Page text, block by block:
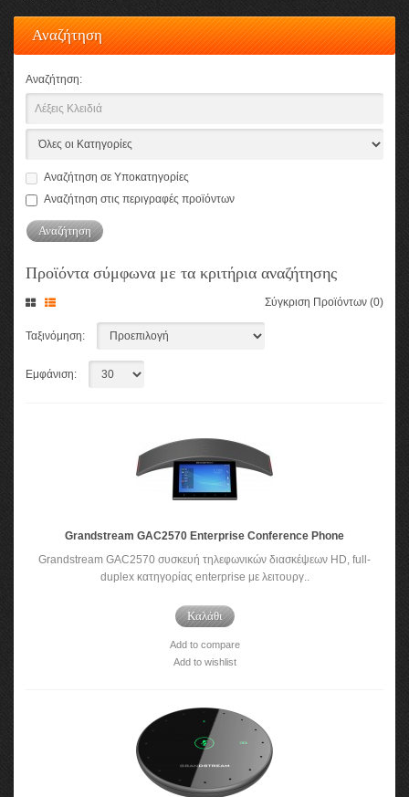
Αναζήτηση
Αναζήτηση:
Αναζήτηση σε Υποκατηγορίες
Αναζήτηση στις περιγραφές προϊόντων
Προϊόντα σύμφωνα με τα κριτήρια αναζήτησης
Σύγκριση Προϊόντων (0)
Ταξινόμηση:
Εμφάνιση:
Grandstream GAC2570 Enterprise Conference Phone
Grandstream GAC2570 συσκευή τηλεφωνικών διασκέψεων HD, full-
duplex κατηγορίας enterprise με λειτουργ..
Καλάθι
Add to compare
Add to wishlist